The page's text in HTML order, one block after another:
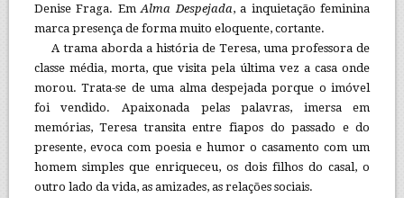
Denise Fraga. EmAlma Despejada, a inquietação feminina
marca presença de forma muito eloquente, cortante.
A trama aborda a história de Teresa, uma professora de
classe média, morta, que visita pela última vez a casa onde
morou. Trata-se de uma alma despejada porque o imóvel
foi vendido. Apaixonada pelas palavras, imersa em
memórias, Teresa transita entre fiapos do passado e do
presente, evoca com poesia e humor o casamento com um
homem simples que enriqueceu, os dois filhos do casal, o
outro lado da vida, as amizades, as relações sociais.